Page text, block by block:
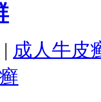
| 成人牛皮